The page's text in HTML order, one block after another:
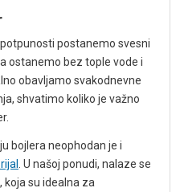
postanemo svesni
ostanemo bez tople vode i
obavljamo svakodnevne
shvatimo koliko je važno
bojlera neophodan je i
. U našoj ponudi, nalaze se
koja su idealna za